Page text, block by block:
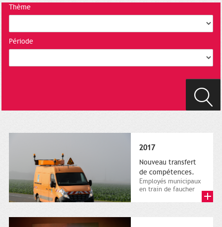
Thème
Période
2017
Nouveau transfert
de compétences.
Employés municipaux
en train de faucher